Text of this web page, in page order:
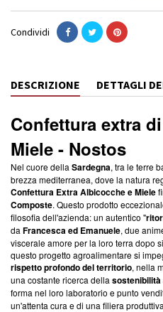
Condividi
DESCRIZIONE DETTAGLI
Confettura extra
Miele - Nostos
Nel cuore della Sardegna, tra le terre
brezza mediterranea, dove la natura
Confettura Extra Albicocche e Miele
Composte. Questo prodotto
filosofia dell'azienda: un autentico "
da Francesca ed Emanuele, due
viscerale amore per la loro terra dopo
questo progetto agroalimentare si
rispetto profondo del territorio, nella
una costante ricerca della
forma nel loro laboratorio e punto
un'attenta cura e di una filiera